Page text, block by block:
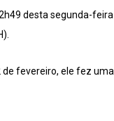
desta segunda-feira
de fevereiro, ele fez uma